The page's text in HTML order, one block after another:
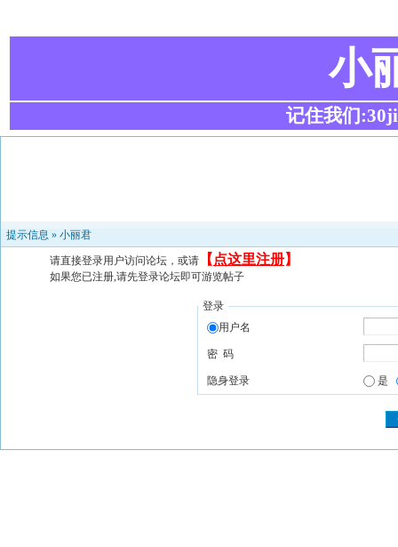
小
记住我们
提示信息 » 小丽君
请直接登录用户访问论坛，或请 【 点这里注册】
如果您已注册,请先登录论坛即可游览帖子
登录
用户名
密 码
隐身登录 是